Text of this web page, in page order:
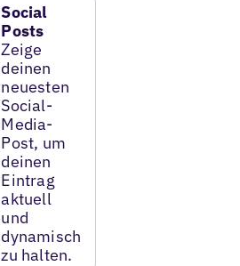
Social
Posts
Zeige
deinen
neuesten
Social-
Media-
Post, um
deinen
Eintrag
aktuell
und
dynamisch
zu halten.